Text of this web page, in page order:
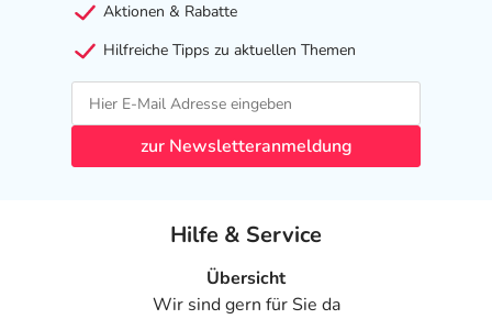
Aktionen & Rabatte
Hilfreiche Tipps zu aktuellen Themen
zur Newsletteranmeldung
Hilfe & Service
Übersicht
Wir sind gern für Sie da